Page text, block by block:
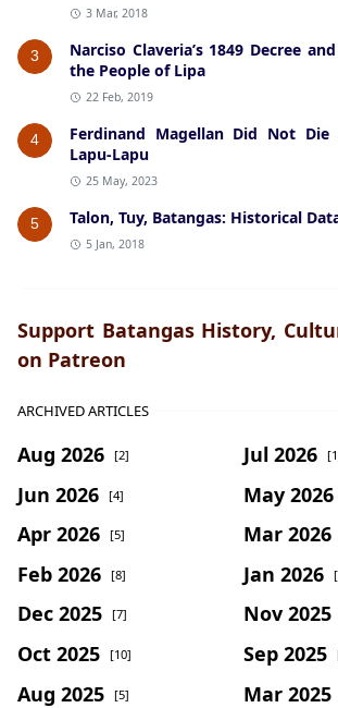
3 Mar, 2018
3
Narciso Claveria’s 1849 Decree
the People of Lipa
22 Feb, 2019
4
Ferdinand Magellan Did Not
Lapu-Lapu
25 May, 2023
5 Talon, Tuy, Batangas: Historical
5 Jan, 2018
Support Batangas History,
on Patreon
ARCHIVED ARTICLES
Aug 2026 [2] Jul 2026
Jun 2026 [4] May 2026
Apr 2026 [5] Mar 2026
Feb 2026 [8] Jan 2026
Dec 2025 [7] Nov 2025
Oct 2025 [10] Sep 2025
Aug 2025 [5] Mar 2025